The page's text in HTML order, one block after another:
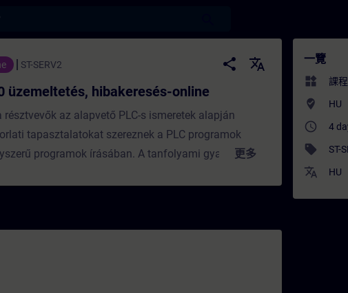
hibakeresés-online - 培訓 - 培訓 - 專業發展 |
ST-SERV2 share
translate
üzemeltetés, hibakeresés-online
az alapvető PLC-s ismeretek alapján
tapasztalatokat szereznek a PLC programok
programok írásában. A tanfolyami gyakorlat
更多
一覽
widgets 課程
where_to_vote HU
access_time 4
sell ST-
translate HU